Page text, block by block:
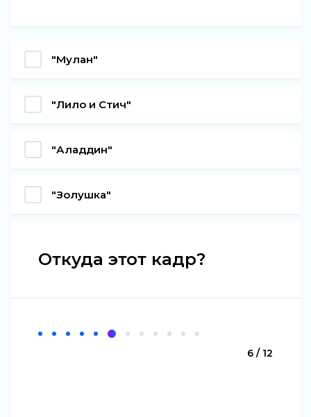
"Мулан"
"Лило и Стич"
"Аладдин"
"Золушка"
Откуда этот кадр?
6 / 12